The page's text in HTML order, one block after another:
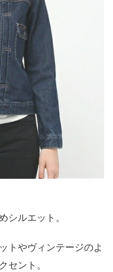
シルエット。
トやヴィンテージのよ
セント。